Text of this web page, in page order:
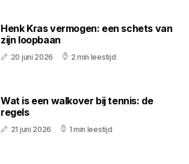
Henk Kras vermogen: een schets van
zijn loopbaan
20 juni 2026 2 min leestijd
Wat is een walkover bij tennis: de
regels
21 juni 2026 1 min leestijd